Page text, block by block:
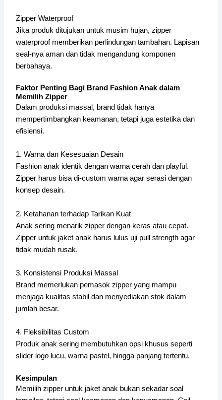
Zipper Waterproof
Jika produk ditujukan untuk musim hujan, zipper
waterproof memberikan perlindungan tambahan. Lapisan
seal-nya aman dan tidak mengandung komponen
berbahaya.
Faktor Penting Bagi Brand Fashion Anak dalam
Memilih Zipper
Dalam produksi massal, brand tidak hanya
mempertimbangkan keamanan, tetapi juga estetika dan
efisiensi.
1. Warna dan Kesesuaian Desain
Fashion anak identik dengan warna cerah dan playful.
Zipper harus bisa di-custom warna agar serasi dengan
konsep desain.
2. Ketahanan terhadap Tarikan Kuat
Anak sering menarik zipper dengan keras atau cepat.
Zipper untuk jaket anak harus lulus uji pull strength agar
tidak mudah rusak.
3. Konsistensi Produksi Massal
Brand memerlukan pemasok zipper yang mampu
menjaga kualitas stabil dan menyediakan stok dalam
jumlah besar.
4. Fleksibilitas Custom
Produk anak sering membutuhkan opsi khusus seperti
slider logo lucu, warna pastel, hingga panjang tertentu.
Kesimpulan
Memilih zipper untuk jaket anak bukan sekadar soal